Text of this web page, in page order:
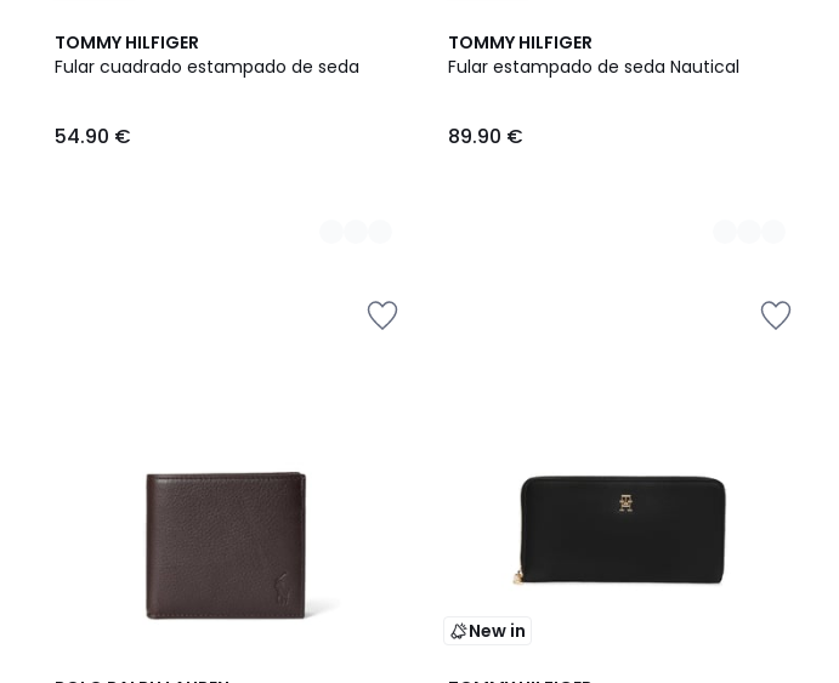
TOMMY HILFIGER
Fular cuadrado estampado de seda
54.90 €
2
Colores
TOMMY HILFIGER
Fular estampado de seda Nautical
89.90 €
2
Colores
New in